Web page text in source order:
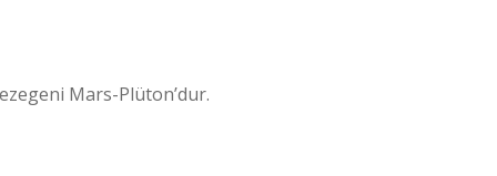
Mars-Plüton’dur.